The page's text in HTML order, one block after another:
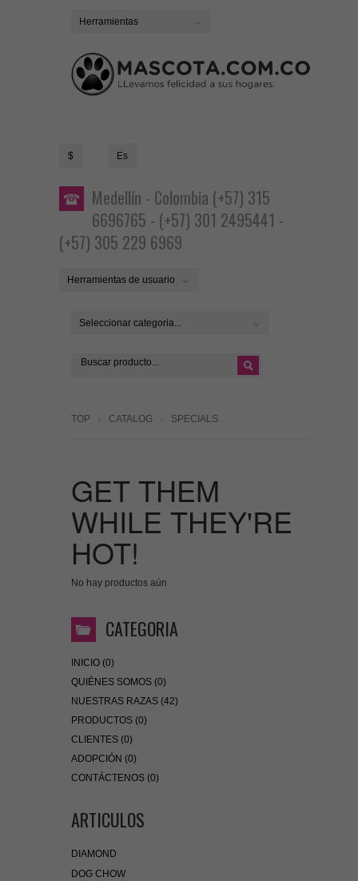
Herramientas
$ Es
Medellín - Colombia (+57) 315
6696765 - (+57) 301 2495441 -
(+57) 305 229 6969
Herramientas de usuario
Seleccionar categoria...
TOP CATALOG SPECIALS
GET THEM
WHILE THEY'RE
HOT!
No hay productos aún
CATEGORIA
INICIO (0)
QUIÉNES SOMOS (0)
NUESTRAS RAZAS (42)
PRODUCTOS (0)
CLIENTES (0)
ADOPCIÓN (0)
CONTÁCTENOS (0)
ARTICULOS
DIAMOND
DOG CHOW